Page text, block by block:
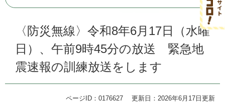
へ
〈防災無線〉令和8年6月17日（水曜
日）、午前9時45分の放送 緊急地
震速報の訓練放送をします
ページID：0176627 更新日：2026年6月17日更新